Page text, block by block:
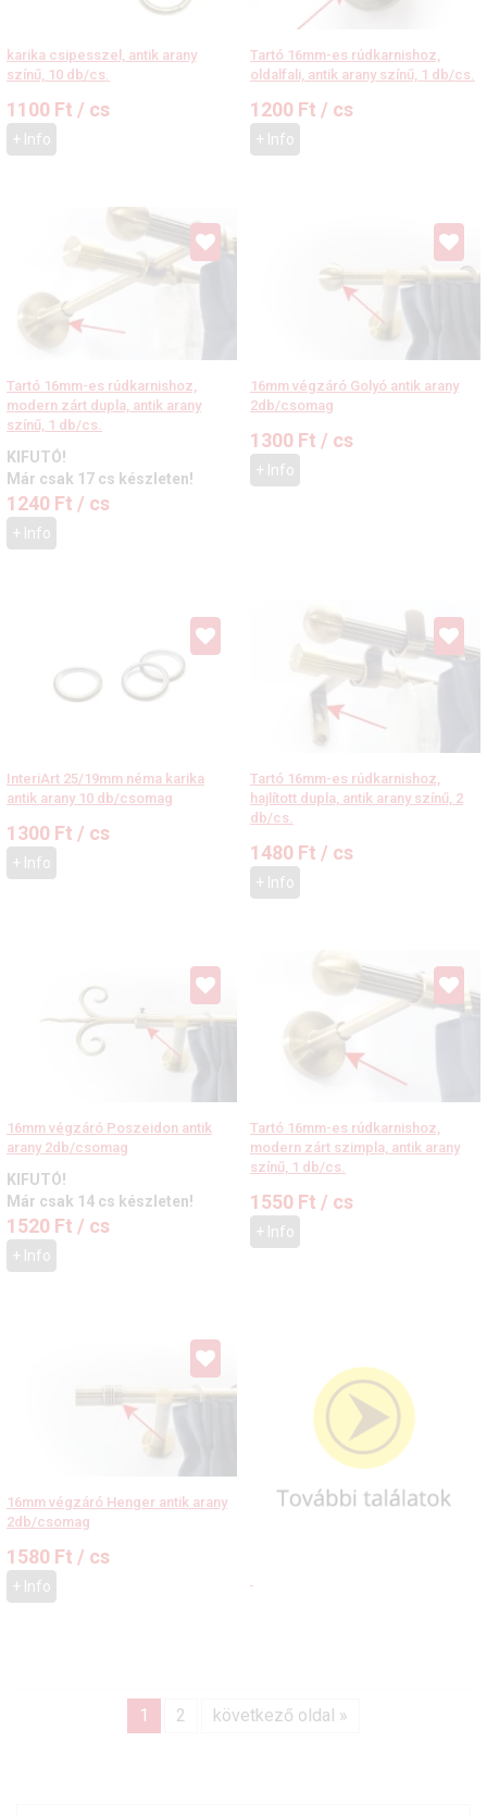
karika csipesszel, antik arany
színű, 10 db/cs.
1100 Ft / cs
+ Info
Tartó 16mm-es rúdkarnishoz,
oldalfali, antik arany színű, 1 db/cs.
1200 Ft / cs
+ Info
Tartó 16mm-es rúdkarnishoz,
modern zárt dupla, antik arany
színű, 1 db/cs.
KIFUTÓ!
Már csak 17 cs készleten!
1240 Ft / cs
+ Info
16mm végzáró Golyó antik arany
2db/csomag
1300 Ft / cs
+ Info
InteriArt 25/19mm néma karika
antik arany 10 db/csomag
1300 Ft / cs
+ Info
Tartó 16mm-es rúdkarnishoz,
hajlított dupla, antik arany színű, 2
db/cs.
1480 Ft / cs
+ Info
16mm végzáró Poszeidon antik
arany 2db/csomag
KIFUTÓ!
Már csak 14 cs készleten!
1520 Ft / cs
+ Info
Tartó 16mm-es rúdkarnishoz,
modern zárt szimpla, antik arany
színű, 1 db/cs.
1550 Ft / cs
+ Info
16mm végzáró Henger antik arany
2db/csomag
1580 Ft / cs
+ Info
1 2 következő oldal »